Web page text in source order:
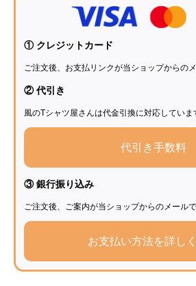
当サイトでは、お
おります。Cookie の使用により、サ
別し、利用状況に関するデータ収集
す。Cookie はお客さま個人を特定す
ありませんのでご安心ください。
当サイトではお客様の個人情報を保
「SSL（Secure Socket Layer）」に
す。「 SSL（Secure Socket Layer
① クレジットカード
ご注文後、お支払リンクが当ショップからの
② 代引き
風のTシャツ屋さんは代金引換に対応していま
代引き手数料
③ 銀行振り込み
ご注文後、ご案内が当ショップからのメールで
お支払い方法を詳し